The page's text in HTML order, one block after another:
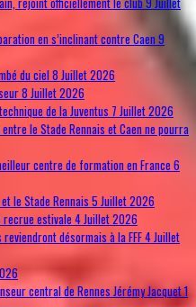
en s’inclinant contre Caen 9
du ciel8 Juillet 2026
8 Juillet 2026
de la Juventus 7 Juillet 2026
le Stade Rennais et Caen ne pourra
centre de formation en France 6
le Stade Rennais 5 Juillet 2026
recrue estivale 4 Juillet 2026
désormais à la FFF4 Juillet
central de Rennes Jérémy Jacquet1